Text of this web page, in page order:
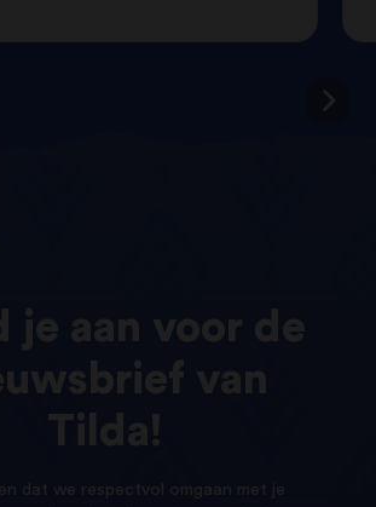
je aan voor
de
van
Tilda!
dat we respectvol omgaan met je